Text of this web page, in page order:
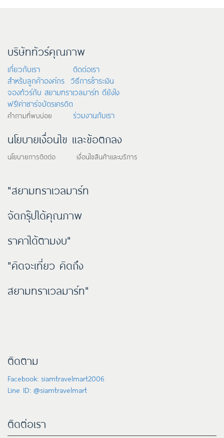
บริษัททัวร์คุณภาพ
เกี่ยวกับเรา
ติดต่อเรา
สำหรับลูกค้าองค์กร วิธีการชำระเงิน
จองทัวร์กับ สยามทราเวลมาร์ท ดียังไง
ฟรี!ค่าชาร์จบัตรเครดิต
คำถามที่พบบ่อย ร่วมงานกับเรา
นโยบายเงื่อนไข และข้อตกลง
นโยบายการติดต่อ เงื่อนไขสินค้าและบริการ
"สยามทราเวลมาร์ท
จัดกรุ๊ปได้คุณภาพ
ราคาได้ตามงบ"
"คิดจะเที่ยว คิดถึง
สยามทราเวลมาร์ท"
ติดตาม
Facebook: siamtravelmart2006
Line ID: @siamtravelmart
ติดต่อเรา